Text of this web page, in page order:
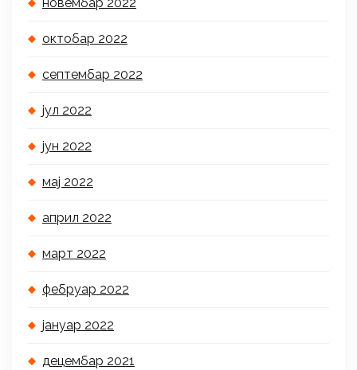
октобар 2022
септембар 2022
јул 2022
јун 2022
мај 2022
април 2022
март 2022
фебруар 2022
јануар 2022
децембар 2021